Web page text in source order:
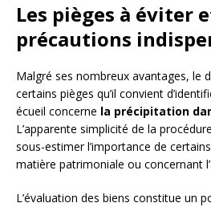
Les pièges à éviter
précautions
Malgré ses nombreux avantages, le
certains pièges qu’il convient
écueil concerne la précipitation
L’apparente simplicité de la
sous-estimer l’importance de
matière patrimoniale ou concernant
L’évaluation des biens constitue un